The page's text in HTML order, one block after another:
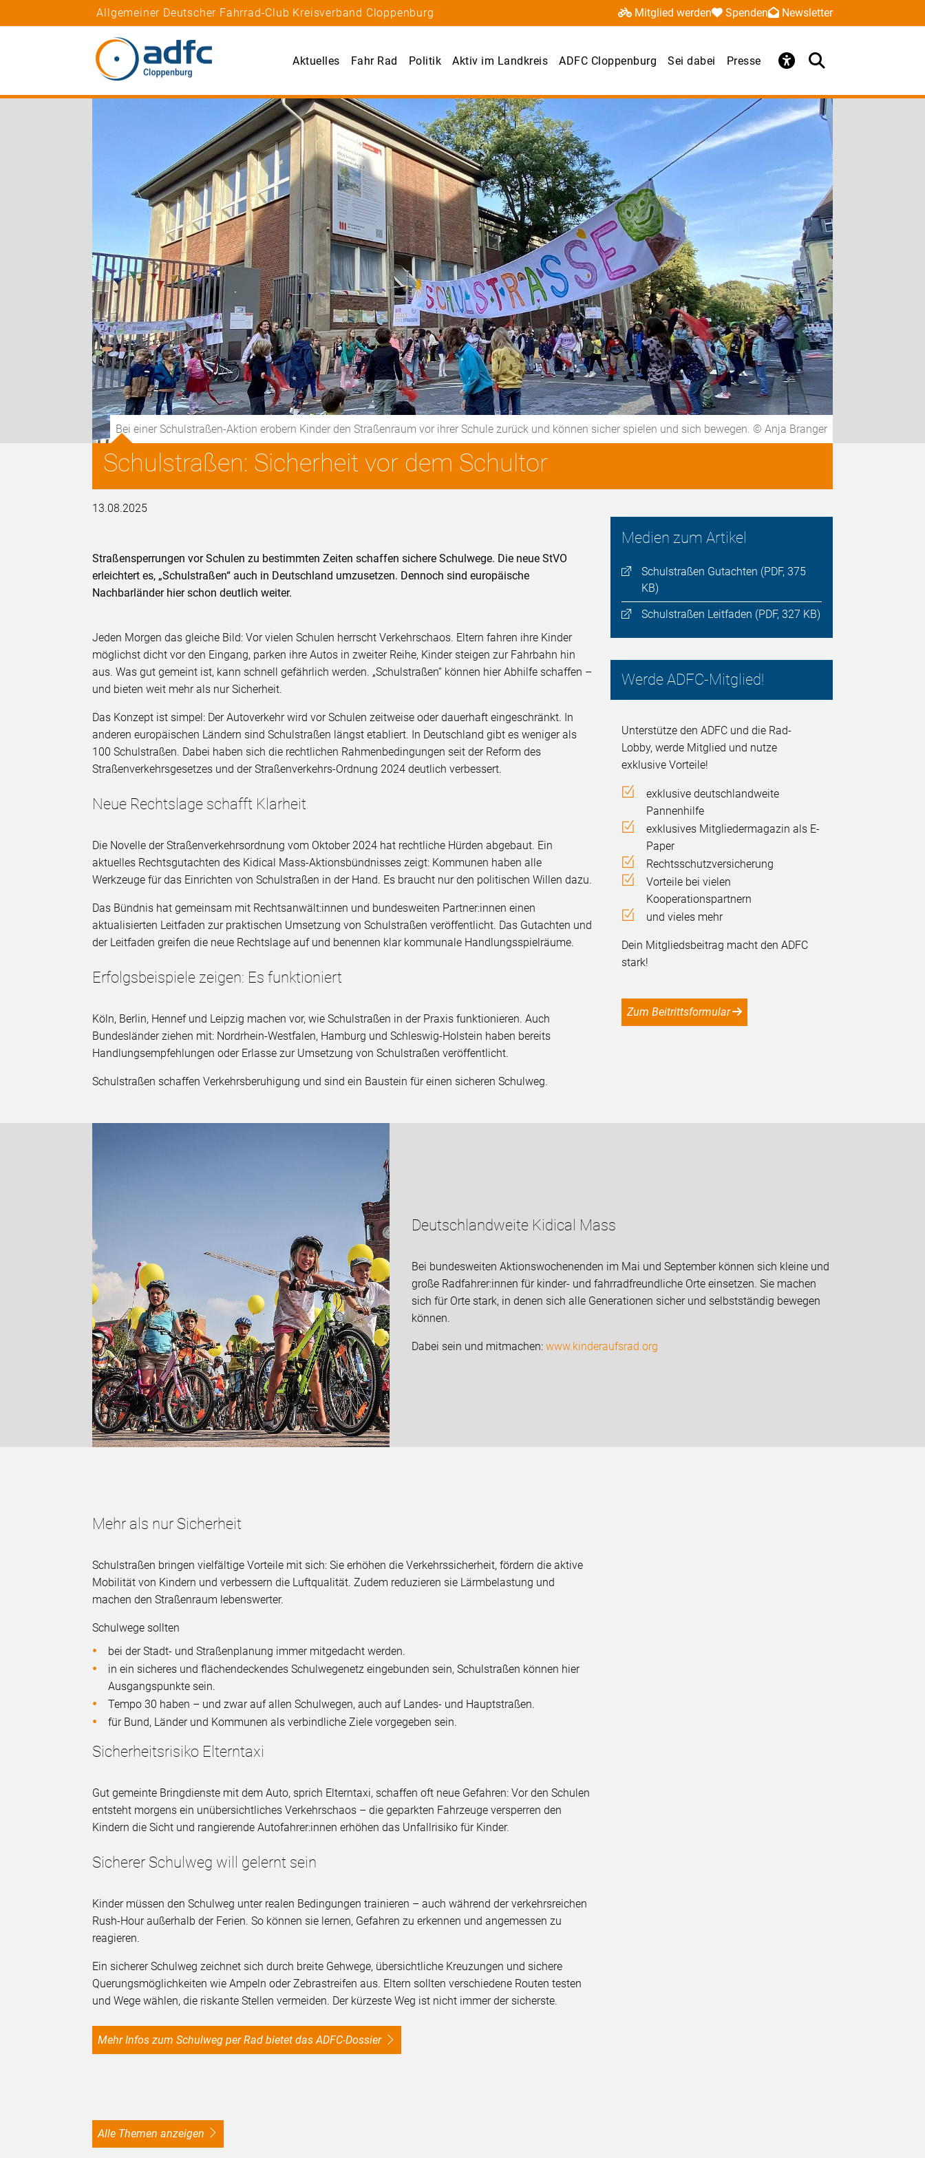
Allgemeiner Deutscher Fahrrad-Club Kreisverband Cloppenburg Mitglied werden Spenden Newsletter
Aktuelles Fahr Rad Politik Aktiv im Landkreis ADFC Cloppenburg Sei dabei Presse
Bei einer Schulstraßen-Aktion erobern Kinder den Straßenraum vor ihrer Schule zurück und können sicher spielen und sich bewegen. © Anja Branger
Schulstraßen: Sicherheit vor dem Schultor
13.08.2025
Medien zum Artikel
Schulstraßen Gutachten (PDF, 375
KB)
Schulstraßen Leitfaden (PDF, 327 KB)
Werde ADFC-Mitglied!
Unterstütze den ADFC und die Rad-
Lobby, werde Mitglied und nutze
exklusive Vorteile!
exklusive deutschlandweite
Pannenhilfe
exklusives Mitgliedermagazin als E-
Paper
Rechtsschutzversicherung
Vorteile bei vielen
Kooperationspartnern
und vieles mehr
Dein Mitgliedsbeitrag macht den ADFC
stark!
Zum Beitrittsformular
Straßensperrungen vor Schulen zu bestimmten Zeiten schaffen sichere Schulwege. Die neue StVO
erleichtert es, „Schulstraßen“ auch in Deutschland umzusetzen. Dennoch sind europäische
Nachbarländer hier schon deutlich weiter.
Jeden Morgen das gleiche Bild: Vor vielen Schulen herrscht Verkehrschaos. Eltern fahren ihre Kinder
möglichst dicht vor den Eingang, parken ihre Autos in zweiter Reihe, Kinder steigen zur Fahrbahn hin
aus. Was gut gemeint ist, kann schnell gefährlich werden. „Schulstraßen“ können hier Abhilfe schaffen –
und bieten weit mehr als nur Sicherheit.
Das Konzept ist simpel: Der Autoverkehr wird vor Schulen zeitweise oder dauerhaft eingeschränkt. In
anderen europäischen Ländern sind Schulstraßen längst etabliert. In Deutschland gibt es weniger als
100 Schulstraßen. Dabei haben sich die rechtlichen Rahmenbedingungen seit der Reform des
Straßenverkehrsgesetzes und der Straßenverkehrs-Ordnung 2024 deutlich verbessert.
Neue Rechtslage schafft Klarheit
Die Novelle der Straßenverkehrsordnung vom Oktober 2024 hat rechtliche Hürden abgebaut. Ein
aktuelles Rechtsgutachten des Kidical Mass-Aktionsbündnisses zeigt: Kommunen haben alle
Werkzeuge für das Einrichten von Schulstraßen in der Hand. Es braucht nur den politischen Willen dazu.
Das Bündnis hat gemeinsam mit Rechtsanwält:innen und bundesweiten Partner:innen einen
aktualisierten Leitfaden zur praktischen Umsetzung von Schulstraßen veröffentlicht. Das Gutachten und
der Leitfaden greifen die neue Rechtslage auf und benennen klar kommunale Handlungsspielräume.
Erfolgsbeispiele zeigen: Es funktioniert
Köln, Berlin, Hennef und Leipzig machen vor, wie Schulstraßen in der Praxis funktionieren. Auch
Bundesländer ziehen mit: Nordrhein-Westfalen, Hamburg und Schleswig-Holstein haben bereits
Handlungsempfehlungen oder Erlasse zur Umsetzung von Schulstraßen veröffentlicht.
Schulstraßen schaffen Verkehrsberuhigung und sind ein Baustein für einen sicheren Schulweg.
Deutschlandweite Kidical Mass
Bei bundesweiten Aktionswochenenden im Mai und September können sich kleine und
große Radfahrer:innen für kinder- und fahrradfreundliche Orte einsetzen. Sie machen
sich für Orte stark, in denen sich alle Generationen sicher und selbstständig bewegen
können.
Dabei sein und mitmachen:www.kinderaufsrad.org
Mehr als nur Sicherheit
Schulstraßen bringen vielfältige Vorteile mit sich: Sie erhöhen die Verkehrssicherheit, fördern die aktive
Mobilität von Kindern und verbessern die Luftqualität. Zudem reduzieren sie Lärmbelastung und
machen den Straßenraum lebenswerter.
Schulwege sollten
bei der Stadt- und Straßenplanung immer mitgedacht werden.
in ein sicheres und flächendeckendes Schulwegenetz eingebunden sein, Schulstraßen können hier
Ausgangspunkte sein.
Tempo 30 haben – und zwar auf allen Schulwegen, auch auf Landes- und Hauptstraßen.
für Bund, Länder und Kommunen als verbindliche Ziele vorgegeben sein.
Sicherheitsrisiko Elterntaxi
Gut gemeinte Bringdienste mit dem Auto, sprich Elterntaxi, schaffen oft neue Gefahren: Vor den Schulen
entsteht morgens ein unübersichtliches Verkehrschaos – die geparkten Fahrzeuge versperren den
Kindern die Sicht und rangierende Autofahrer:innen erhöhen das Unfallrisiko für Kinder.
Sicherer Schulweg will gelernt sein
Kinder müssen den Schulweg unter realen Bedingungen trainieren – auch während der verkehrsreichen
Rush-Hour außerhalb der Ferien. So können sie lernen, Gefahren zu erkennen und angemessen zu
reagieren.
Ein sicherer Schulweg zeichnet sich durch breite Gehwege, übersichtliche Kreuzungen und sichere
Querungsmöglichkeiten wie Ampeln oder Zebrastreifen aus. Eltern sollten verschiedene Routen testen
und Wege wählen, die riskante Stellen vermeiden. Der kürzeste Weg ist nicht immer der sicherste.
Mehr Infos zum Schulweg per Rad bietet das ADFC-Dossier
alle Themen anzeigen